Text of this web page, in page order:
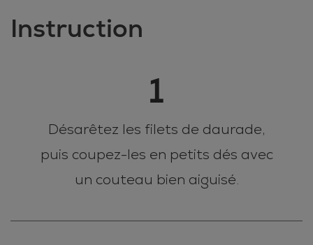
Instruction
1
Désarêtez les filets de daurade,
puis coupez-les en petits dés avec
un couteau bien aiguisé.